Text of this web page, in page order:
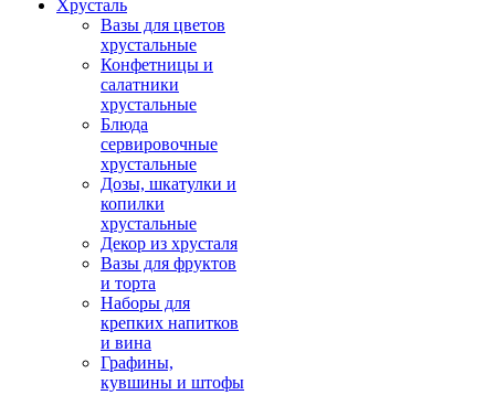
Хрусталь
Вазы для цветов
хрустальные
Конфетницы и
салатники
хрустальные
Блюда
сервировочные
хрустальные
Дозы, шкатулки и
копилки
хрустальные
Декор из хрусталя
Вазы для фруктов
и торта
Наборы для
крепких напитков
и вина
Графины,
кувшины и штофы